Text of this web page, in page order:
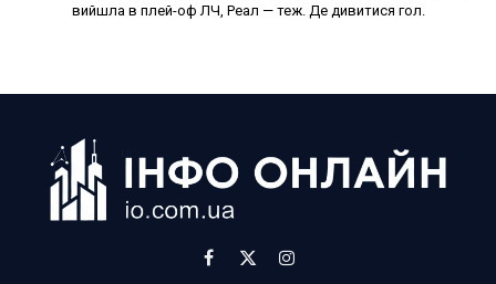
вийшла в плей-оф ЛЧ, Реал — теж. Де дивитися гол.
Facebook
X
Instagram